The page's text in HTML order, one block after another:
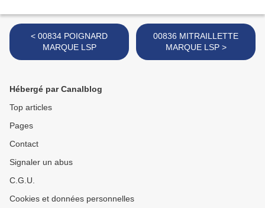
< 00834 POIGNARD
MARQUE LSP
00836 MITRAILLETTE
MARQUE LSP >
Hébergé par Canalblog
Top articles
Pages
Contact
Signaler un abus
C.G.U.
Cookies et données personnelles